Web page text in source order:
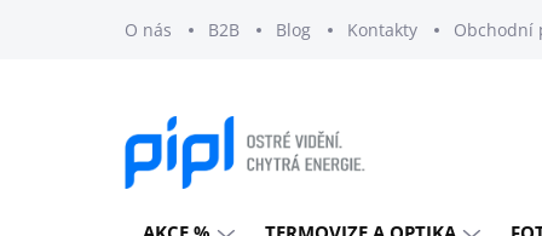
O nás B2B Blog Kontakty Obchodní